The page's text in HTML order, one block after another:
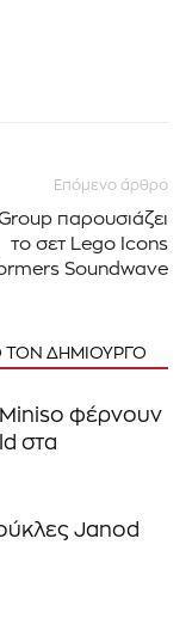
Οι
Απορρήτου
Επόμενο άρθρο
παρουσιάζει
το σετ Lego Icons
Soundwave
ΤΟΝ ΔΗΜΙΟΥΡΓΟ
Miniso φέρνουν
στα
Janod